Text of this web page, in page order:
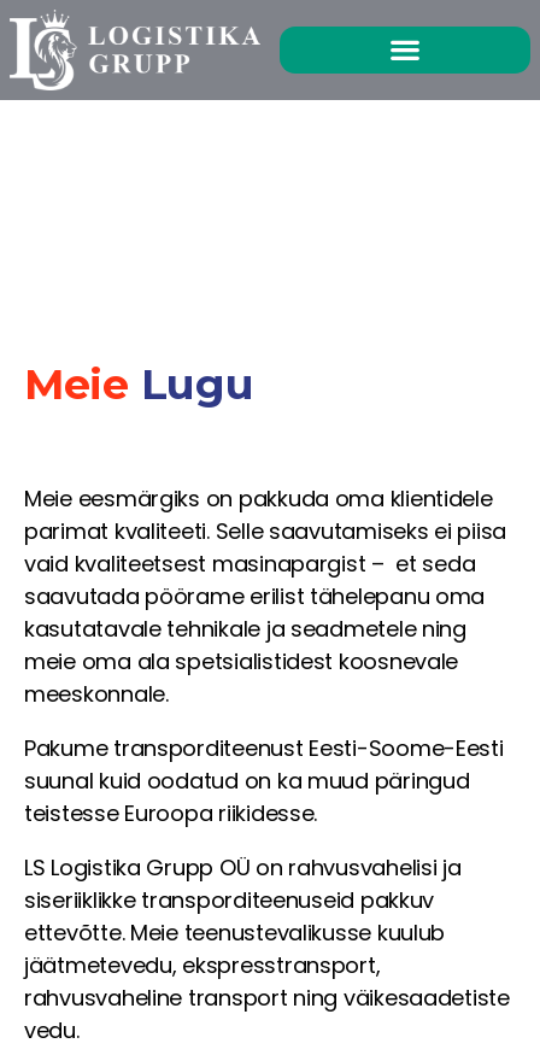
Meie Lugu
Meie eesmärgiks on pakkuda oma klientidele
parimat kvaliteeti. Selle saavutamiseks ei piisa
vaid kvaliteetsest masinapargist – et seda
saavutada pöörame erilist tähelepanu oma
kasutatavale tehnikale ja seadmetele ning
meie oma ala spetsialistidest koosnevale
meeskonnale.
Pakume transporditeenust Eesti-Soome-Eesti
suunal kuid oodatud on ka muud päringud
teistesse Euroopa riikidesse.
LS Logistika Grupp OÜ on rahvusvahelisi ja
siseriiklikke transporditeenuseid pakkuv
ettevõtte. Meie teenustevalikusse kuulub
jäätmetevedu, ekspresstransport,
rahvusvaheline transport ning väikesaadetiste
vedu.